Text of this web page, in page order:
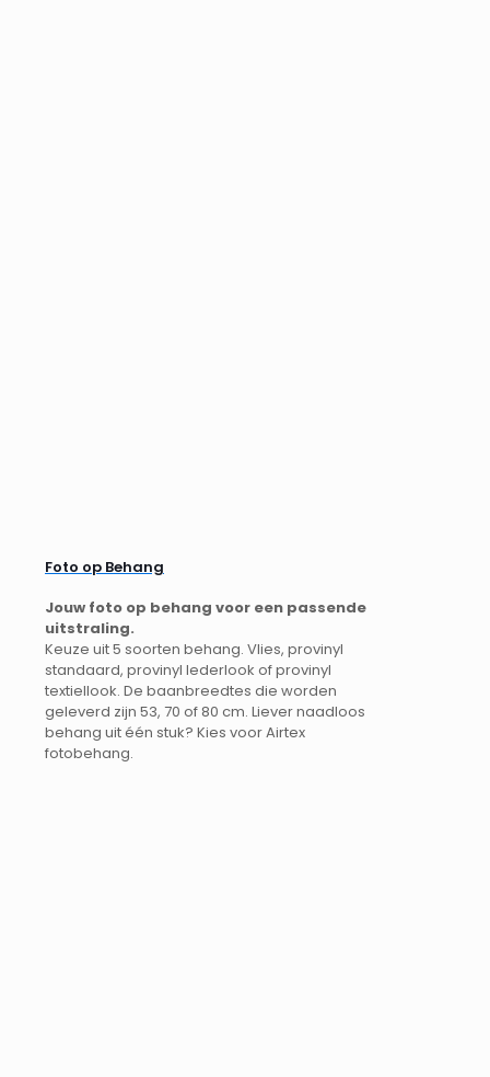
Foto op Behang
Jouw foto op behang voor een passende
uitstraling.
Keuze uit 5 soorten behang. Vlies, provinyl
standaard, provinyl lederlook of provinyl
textiellook. De baanbreedtes die worden
geleverd zijn 53, 70 of 80 cm. Liever naadloos
behang uit één stuk? Kies voor Airtex
fotobehang.